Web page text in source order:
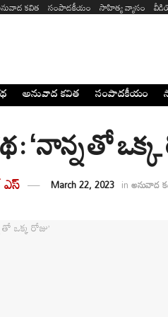
కవిత సంపాదకీయం సాహిత్య వ్యాసం
అనువాద కవిత సంపాదకీయం
‘నాన్న తో ఒక్క
March 22, 2023 inఅనువాద